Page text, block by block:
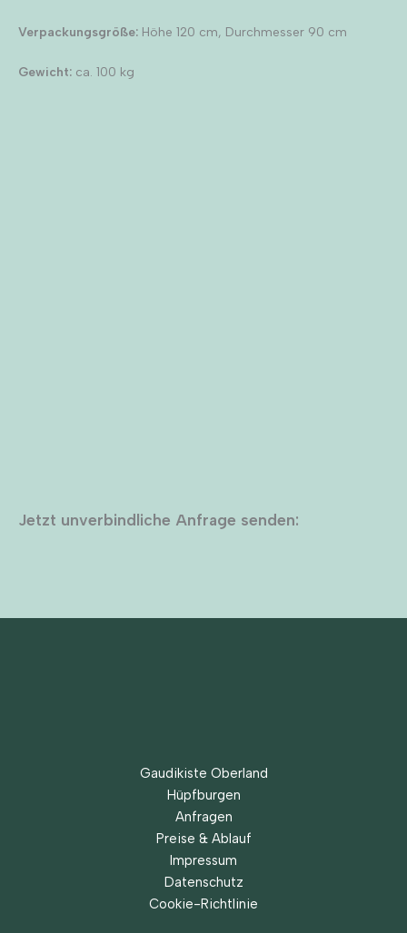
Verpackungsgröße: Höhe 120 cm, Durchmesser 90 cm
Gewicht: ca. 100 kg
Jetzt unverbindliche Anfrage senden:
Gaudikiste Oberland
Hüpfburgen
Anfragen
Preise & Ablauf
Impressum
Datenschutz
Cookie-Richtlinie